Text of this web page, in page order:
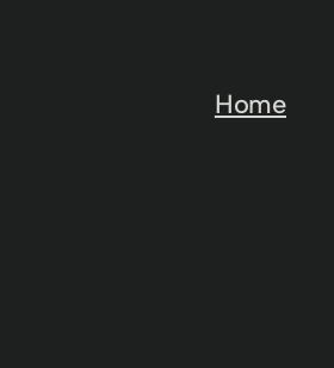
محتواHome